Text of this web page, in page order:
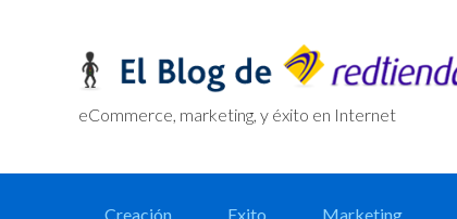
navigationeCommerce, marketing, y éxito en Internet
Creación Exito Marketing